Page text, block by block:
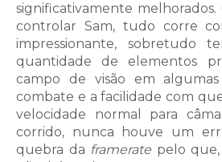
significativamente melhorados.
controlar Sam, tudo corre
impressionante, sobretudo
quantidade de elementos
campo de visão em
combate e a facilidade com
velocidade normal para
corrido, nunca houve um
quebra da framerate pelo